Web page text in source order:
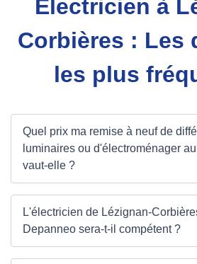
Électricien à
Corbières : Les
les plus
Quel prix ma remise à neuf de
luminaires ou d'électroménager
vaut-elle ?
L'électricien de Lézignan-
Depanneo sera-t-il compétent ?